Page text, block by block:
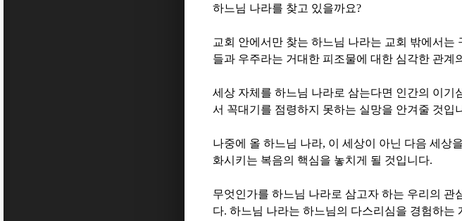
하느님 나라를 찾고 있을까요?
교회 안에서만 찾는 하느님 나라는 교회 밖에서
들과 우주라는 거대한 피조물에 대한 심각한 관계
세상 자체를 하느님 나라로 삼는다면 인간의 이기
서 꼭대기를 점령하지 못하는 실망을 안겨줄 것입
나중에 올 하느님 나라, 이 세상이 아닌 다음 세상
화시키는 복음의 핵심을 놓치게 될 것입니다.
무엇인가를 하느님 나라로 삼고자 하는 우리의 관
다. 하느님 나라는 하느님의 다스리심을 경험하는